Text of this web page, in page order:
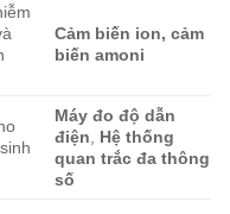
Cảm biến ion, cảm
biến amoni
Máy đo độ dẫn
điện
Hệ thống
quan trắc đa thông
số